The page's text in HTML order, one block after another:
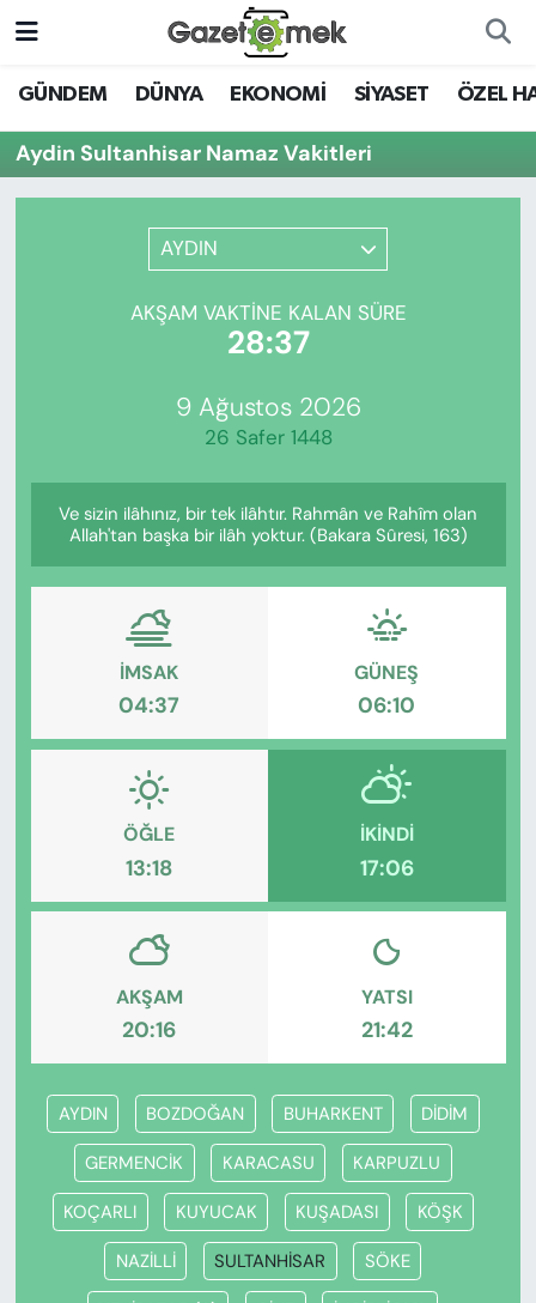
GÜNDEM DÜNYA EKONOMİ SİYASET ÖZEL
Aydin Sultanhisar Namaz Vakitleri
AYDIN
AKŞAM VAKTINE KALAN SÜRE
28:37
9 Ağustos 2026
26 Safer 1448
Ve sizin ilâhınız, bir tek ilâhtır. Rahmân ve Rahîm olan
Allah'tan başka bir ilâh yoktur. (Bakara Sûresi, 163)
İMSAK
04:37
GÜNEŞ
06:10
ÖĞLE
13:18
İKINDI
17:06
AKŞAM
20:16
YATSI
21:42
AYDIN BOZDOĞAN BUHARKENT DİDİM
GERMENCİK KARACASU KARPUZLU
KOÇARLI KUYUCAK KUŞADASI KÖŞK
NAZİLLİ SULTANHİSAR SÖKE
DÜNYA
EKONOMİ
YENİ MEDYADA EMEK
GAZETECİLİĞİNİ GELİŞTİRMEK
EĞİTİM
KADIN
SPOR
MAGAZİN
YAZAR KÖŞESİ
VAN VE DİYARBAKIR HABERLERİ
Nöbetçi Eczaneler
Hava Durumu
Trafik Durumu
Süper Lig Puan Durumu ve Fikstür
Tüm Manşetler
Haber Arşivi